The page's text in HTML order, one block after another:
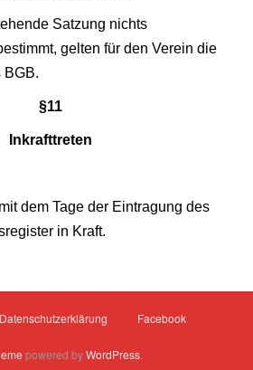
Satzung nichts
gelten für den Verein die
BGB.
§11
Inkrafttreten
dem Tage der Eintragung des
in Kraft.
Datenschutzerklärung Facebook
powered byWordPress.